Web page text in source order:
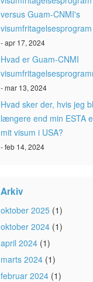
versus Guam-CNMI's
visumfritagelsesprogram
- apr 17, 2024
Hvad er Guam-CNMI
- mar 13, 2024
Hvad sker der, hvis jeg
længere end min ESTA
mit visum i USA?
- feb 14, 2024
Arkiv
oktober 2025 (1)
oktober 2024 (1)
april 2024 (1)
marts 2024 (1)
februar 2024 (1)